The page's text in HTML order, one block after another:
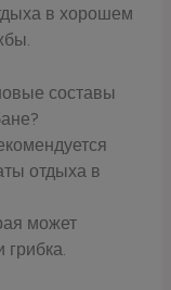
в хорошем
составы
отдыха в
может
грибка.